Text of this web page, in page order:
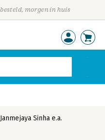
morgen in huis
Janmejaya Sinha e.a.